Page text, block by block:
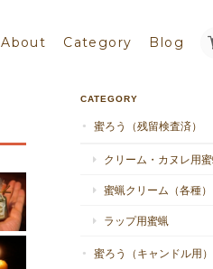
About Category Blog
CATEGORY
蜜ろう（残留検査済）
クリーム・カヌレ用蜜
蜜蝋クリーム（各種）
ラップ用蜜蝋
蜜ろう（キャンドル用）